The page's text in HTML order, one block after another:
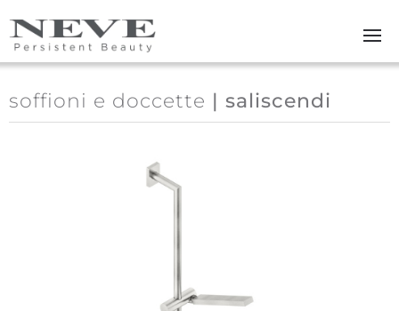
Skip to main content
soffioni e doccette | saliscendi